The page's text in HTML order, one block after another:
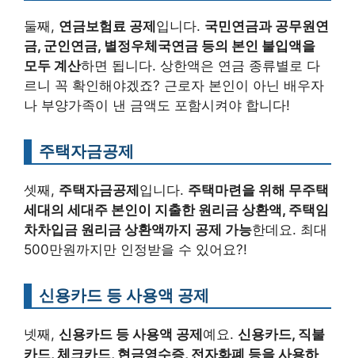
둘째, 연금보험료 공제입니다. 국민연금과 공무원연
금, 군인연금, 별정우체국연금 등의 본인 불입액을
모두 계산하면 됩니다. 상한액은 연금 종류별로 다
르니 꼭 확인해야겠죠? 근로자 본인이 아닌 배우자
나 부양가족이 낸 금액도 포함시켜야 합니다!
주택자금공제
셋째, 주택자금공제입니다. 주택마련을 위해 무주택
세대의 세대주 본인이 지출한 원리금 상환액, 주택임
차차입금 원리금 상환액까지 공제 가능한데요. 최대
500만원까지만 인정받을 수 있어요?!
신용카드 등 사용액 공제
넷째, 신용카드 등 사용액 공제예요. 신용카드, 직불
카드, 체크카드, 현금영수증, 전자화폐 등을 사용하